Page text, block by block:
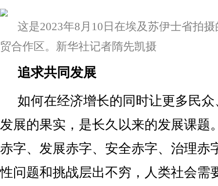
这是2023年8月10日在埃及苏伊士省拍
贸合作区。新华社记者隋先凯摄
追求共同发展
如何在经济增长的同时让更多民
发展的果实，是长久以来的发展课题
赤字、发展赤字、安全赤字、治理赤
性问题和挑战层出不穷，人类社会需